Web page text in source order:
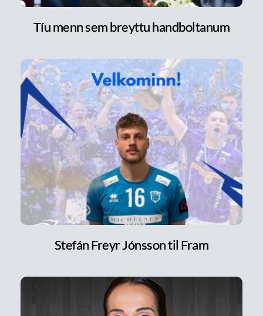
Tíu menn sem breyttu handboltanum
Stefán Freyr Jónsson til Fram